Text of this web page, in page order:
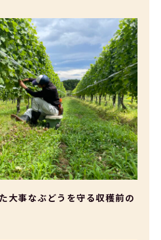
大事なぶどうを守る収穫前の